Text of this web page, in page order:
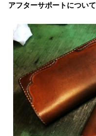
アフターサポートについて